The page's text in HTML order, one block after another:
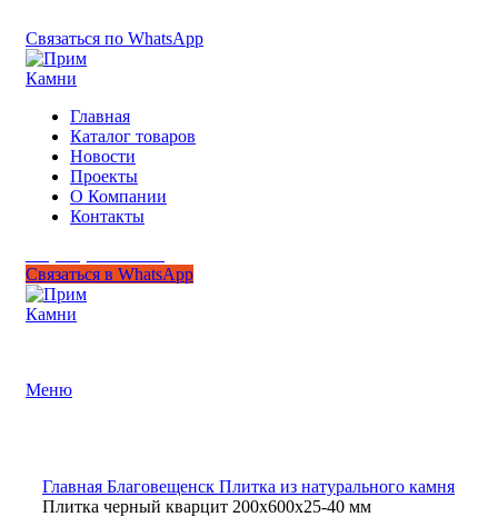
Связаться по WhatsApp
Главная
Каталог товаров
Новости
Проекты
О Компании
Контакты
Связаться в WhatsApp
Меню
Главная Благовещенск Плитка из натурального камня
Плитка черный кварцит 200х600х25-40 мм